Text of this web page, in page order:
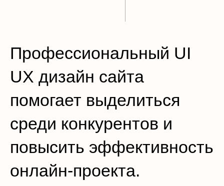
Профессиональный UI
UX дизайн сайта
помогает выделиться
среди конкурентов и
повысить эффективность
онлайн-проекта.